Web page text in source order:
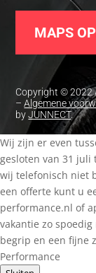
MAPS
Copyright © 2022
–Algemene
byJUNNECT.
Wij zijn er even
gesloten van 31 juli
wij telefonisch niet
een offerte kunt u
performance.nl of
vakantie zo
begrip en een fijne
Performance